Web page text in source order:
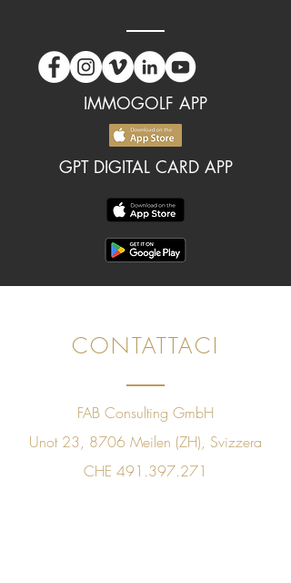
IMMOGOLF APP
GPT DIGITAL CARD APP
CONTATTACI
FAB Consulting GmbH
Unot 23, 8706 Meilen (ZH), Svizzera
CHE 491.397.271